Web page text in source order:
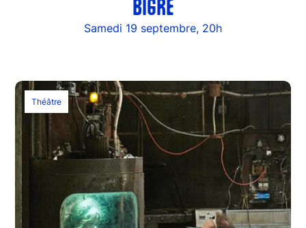
BIGRE
Samedi 19 septembre, 20h
Théâtre